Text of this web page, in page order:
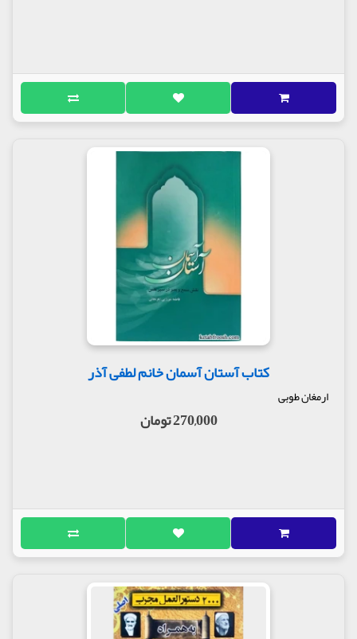
کتاب آستان آسمان خانم لطفی آذر
ارمغان طوبی
270,000 تومان